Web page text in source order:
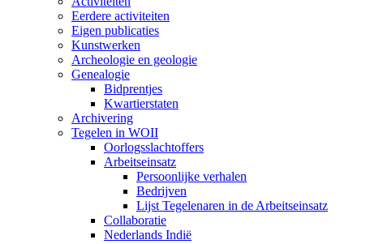
Eerdere activiteiten
Eigen publicaties
Kunstwerken
Archeologie en geologie
Genealogie
Bidprentjes
Kwartierstaten
Archivering
Tegelen in WOII
Oorlogsslachtoffers
Arbeitseinsatz
Persoonlijke verhalen
Bedrijven
Lijst Tegelenaren in de Arbeitseinsatz
Collaboratie
Nederlands Indië